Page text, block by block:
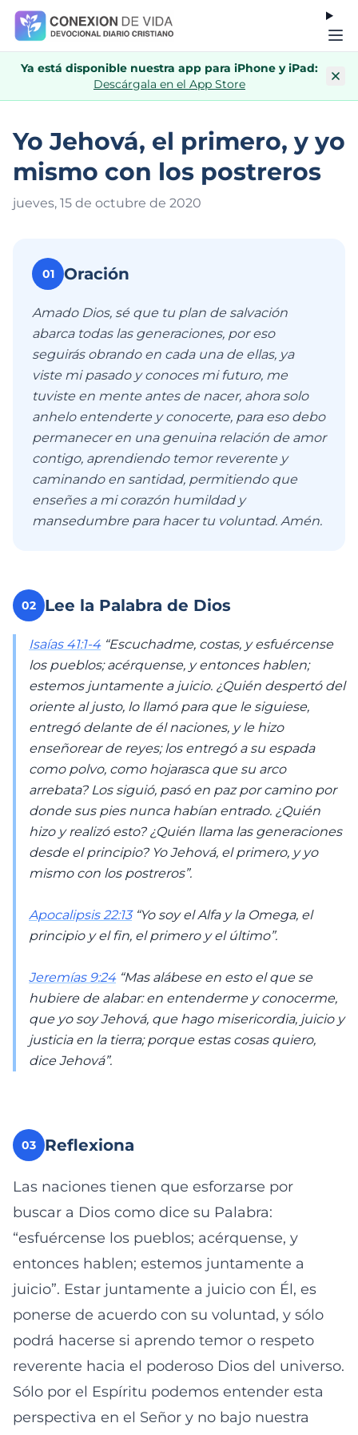
Ya está disponible nuestra app para iPhone y iPad:
Descárgala en el App Store
Yo Jehová, el primero, y yo
mismo con los postreros
jueves, 15 de octubre de 2020
01 Oración
Amado Dios, sé que tu plan de salvación
abarca todas las generaciones, por eso
seguirás obrando en cada una de ellas, ya
viste mi pasado y conoces mi futuro, me
tuviste en mente antes de nacer, ahora solo
anhelo entenderte y conocerte, para eso debo
permanecer en una genuina relación de amor
contigo, aprendiendo temor reverente y
caminando en santidad, permitiendo que
enseñes a mi corazón humildad y
mansedumbre para hacer tu voluntad. Amén.
02 Lee la Palabra de Dios
Isaías 41:1-4“Escuchadme, costas, y esfuércense
los pueblos; acérquense, y entonces hablen;
estemos juntamente a juicio. ¿Quién despertó del
oriente al justo, lo llamó para que le siguiese,
entregó delante de él naciones, y le hizo
enseñorear de reyes; los entregó a su espada
como polvo, como hojarasca que su arco
arrebata? Los siguió, pasó en paz por camino por
donde sus pies nunca habían entrado. ¿Quién
hizo y realizó esto? ¿Quién llama las generaciones
desde el principio? Yo Jehová, el primero, y yo
mismo con los postreros”.
Apocalipsis 22:13“Yo soy el Alfa y la Omega, el
principio y el fin, el primero y el último”.
Jeremías 9:24“Mas alábese en esto el que se
hubiere de alabar: en entenderme y conocerme,
que yo soy Jehová, que hago misericordia, juicio y
justicia en la tierra; porque estas cosas quiero,
dice Jehová”.
03 Reflexiona
Las naciones tienen que esforzarse por
buscar a Dios como dice su Palabra:
“esfuércense los pueblos; acérquense, y
entonces hablen; estemos juntamente a
juicio”. Estar juntamente a juicio con Él, es
ponerse de acuerdo con su voluntad, y sólo
podrá hacerse si aprendo temor o respeto
reverente hacia el poderoso Dios del universo.
Sólo por el Espíritu podemos entender esta
perspectiva en el Señor y no bajo nuestra